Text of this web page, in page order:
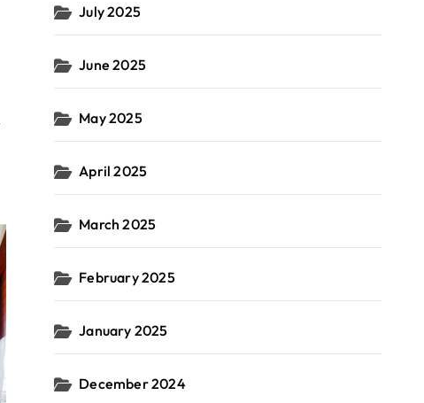
July 2025
June 2025
May 2025
April 2025
March 2025
February 2025
January 2025
December 2024